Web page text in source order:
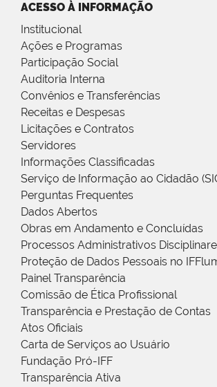
ACESSO À INFORMAÇÃO
Institucional
Ações e Programas
Participação Social
Auditoria Interna
Convênios e Transferências
Receitas e Despesas
Licitações e Contratos
Servidores
Informações Classificadas
Serviço de Informação ao Cidadão
Perguntas Frequentes
Dados Abertos
Obras em Andamento e Concluídas
Processos Administrativos
Proteção de Dados Pessoais no
Painel Transparência
Comissão de Ética Profissional
Transparência e Prestação de Contas
Atos Oficiais
Carta de Serviços ao Usuário
Fundação Pró-IFF
Transparência Ativa